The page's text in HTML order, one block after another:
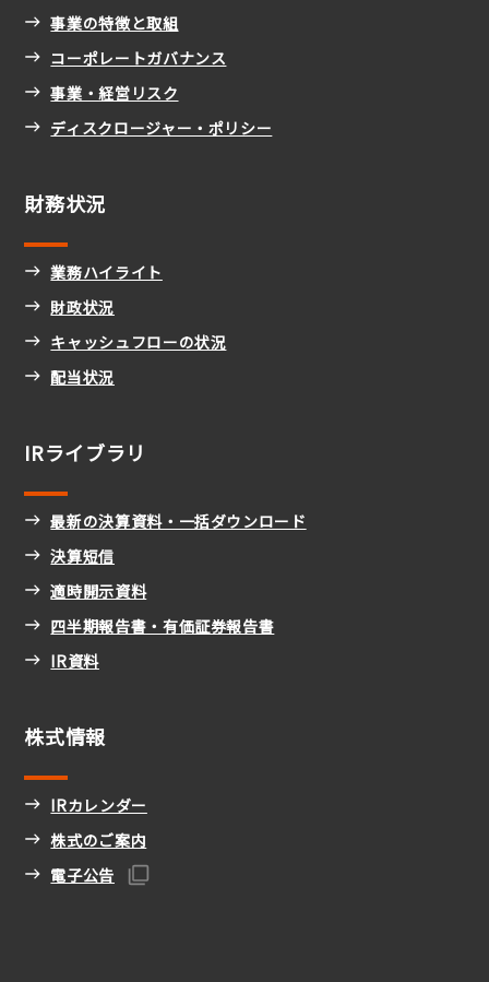
事業の特徴と取組
コーポレートガバナンス
事業・経営リスク
ディスクロージャー・ポリシー
財務状況
業務ハイライト
財政状況
キャッシュフローの状況
配当状況
IRライブラリ
最新の決算資料・一括ダウンロード
決算短信
適時開示資料
四半期報告書・有価証券報告書
IR資料
株式情報
IRカレンダー
株式のご案内
電子公告